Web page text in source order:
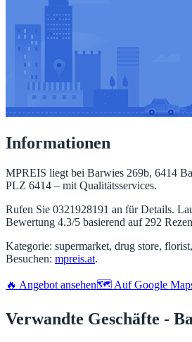
Informationen
MPREIS liegt bei Barwies 269b, 6414
PLZ 6414 – mit Qualitätsservices.
Rufen Sie 0321928191 an für Details.
Bewertung 4.3/5 basierend auf 292
Kategorie: supermarket, drug store,
Besuchen: mpreis.at.
🔥 Angebot ansehen🗺️ Auf Google Maps
Verwandte Geschäfte -